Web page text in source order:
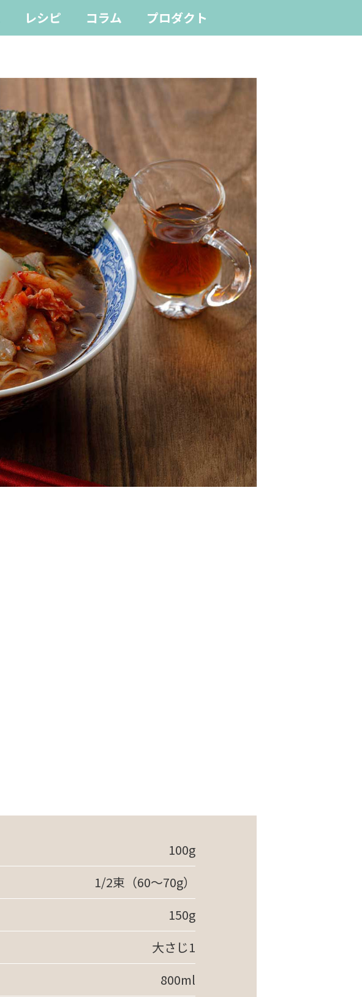
レシピ コラム
プロダクト
100g
1/2束（60～70g）
150g
大さじ1
800ml